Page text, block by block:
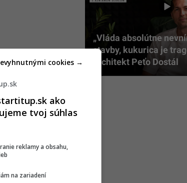
dávky
dávky
„Vláda absolútne
stavby, kukurica je
architekt Peťo Dostál
ako
tvoj súhlas
reklamy a obsahu,
na zariadení
cookies →